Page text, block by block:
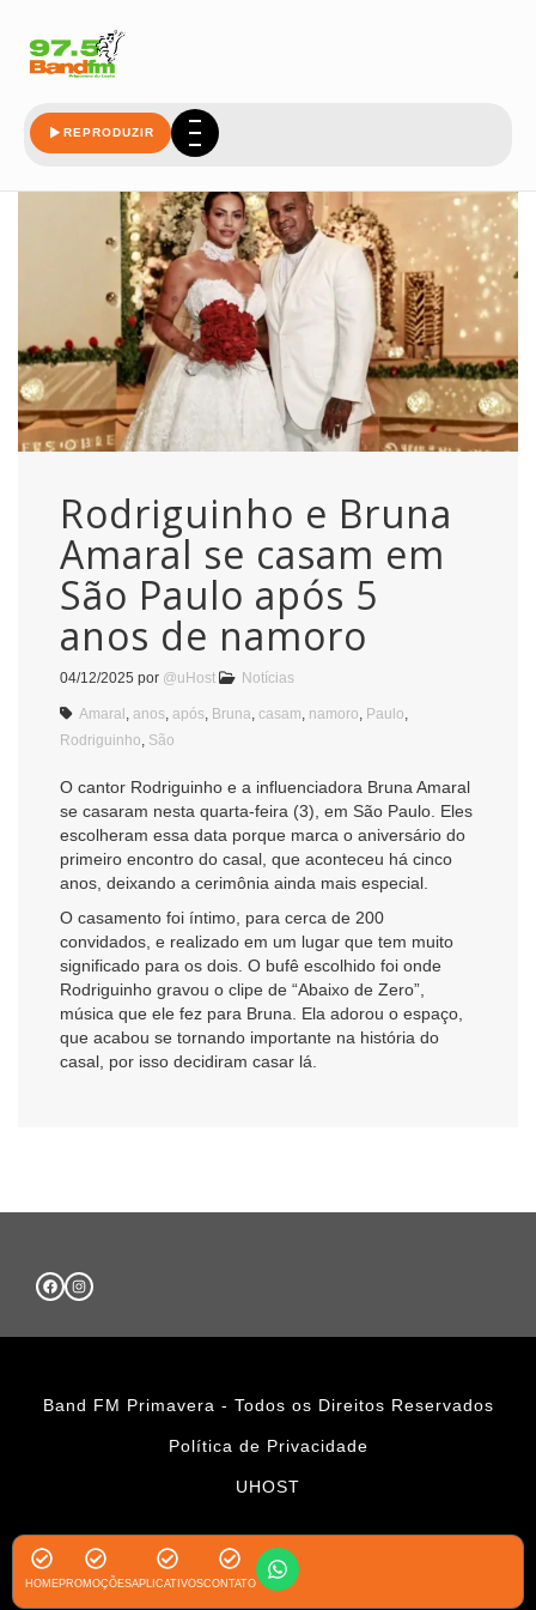
REPRODUZIR
Rodriguinho e Bruna
Amaral se casam em
São Paulo após 5
anos de namoro
04/12/2025 por @uHost Notícias
Amaral anos após Bruna casam namoro Paulo
Rodriguinho São
O cantor Rodriguinho e a influenciadora Bruna Amaral
se casaram nesta quarta-feira (3), em São Paulo. Eles
escolheram essa data porque marca o aniversário do
primeiro encontro do casal, que aconteceu há cinco
anos, deixando a cerimônia ainda mais especial.
O casamento foi íntimo, para cerca de 200
convidados, e realizado em um lugar que tem muito
significado para os dois. O bufê escolhido foi onde
Rodriguinho gravou o clipe de “Abaixo de Zero”,
música que ele fez para Bruna. Ela adorou o espaço,
que acabou se tornando importante na história do
casal, por isso decidiram casar lá.
Band FM Primavera - Todos os Direitos Reservados
Política de Privacidade
UHOST
HOMEPROMOÇÕESAPLICATIVOSCONTATO